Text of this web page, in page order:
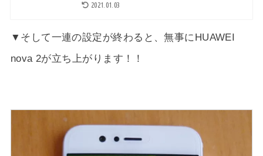
2021.01.03
▼そして一連の設定が終わると、無事にHUAWEI
nova 2が立ち上がります！！